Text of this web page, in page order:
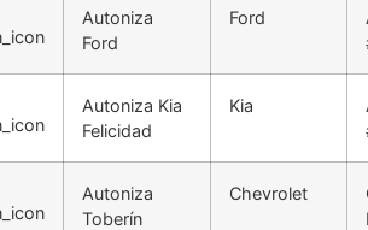
Autoniza
Ford
Ford
Autoniza Kia
Felicidad
Kia
Autoniza
Toberín
Chevrolet